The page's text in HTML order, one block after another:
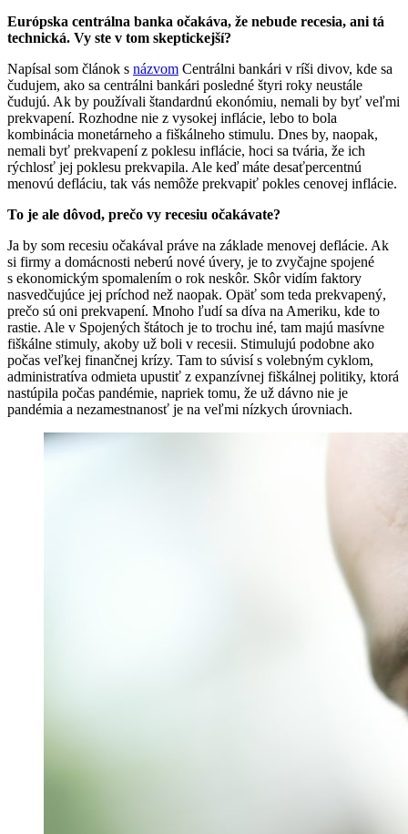
Európska centrálna banka očakáva, že nebude recesia, ani tá
technická. Vy ste v tom skeptickejší?
Napísal som článok s názvom Centrálni bankári v ríši divov, kde sa
čudujem, ako sa centrálni bankári posledné štyri roky neustále
čudujú. Ak by používali štandardnú ekonómiu, nemali by byť veľmi
prekvapení. Rozhodne nie z vysokej inflácie, lebo to bola
kombinácia monetárneho a fiškálneho stimulu. Dnes by, naopak,
nemali byť prekvapení z poklesu inflácie, hoci sa tvária, že ich
rýchlosť jej poklesu prekvapila. Ale keď máte desaťpercentnú
menovú defláciu, tak vás nemôže prekvapiť pokles cenovej inflácie.
To je ale dôvod, prečo vy recesiu očakávate?
Ja by som recesiu očakával práve na základe menovej deflácie. Ak
si firmy a domácnosti neberú nové úvery, je to zvyčajne spojené
s ekonomickým spomalením o rok neskôr. Skôr vidím faktory
nasvedčujúce jej príchod než naopak. Opäť som teda prekvapený,
prečo sú oni prekvapení. Mnoho ľudí sa díva na Ameriku, kde to
rastie. Ale v Spojených štátoch je to trochu iné, tam majú masívne
fiškálne stimuly, akoby už boli v recesii. Stimulujú podobne ako
počas veľkej finančnej krízy. Tam to súvisí s volebným cyklom,
administratíva odmieta upustiť z expanzívnej fiškálnej politiky, ktorá
nastúpila počas pandémie, napriek tomu, že už dávno nie je
pandémia a nezamestnanosť je na veľmi nízkych úrovniach.